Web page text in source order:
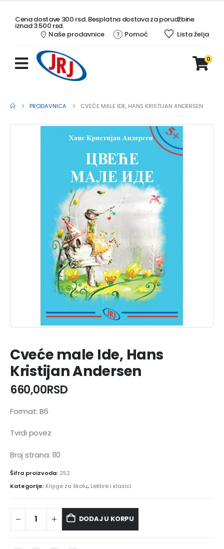
Cena dostave 300 rsd. Besplatna dostava za porudžbine
iznad 3.500 rsd.
Naše prodavnice
Pomoć Lista želja
0
PRODAVNICA CVEĆE MALE IDE, HANS KRISTIJAN ANDERSEN
Cveće male Ide, Hans
Kristijan Andersen
660,00RSD
Format: B6
Tvrdi povez
Broj strana: 110
Šifra proizvoda: 252
Kategorije: Knjige za školu, Lektire i klasici
DODAJ U KORPU
Alternative: